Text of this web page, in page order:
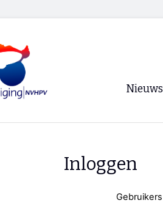
Nieuws
Inloggen